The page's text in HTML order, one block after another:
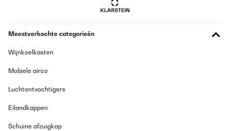
01/08/2024
Es war zwar eine Stange verbogen aber wir haben es dann
Meestverkochte categorieën
Wijnkoelkasten
Mobiele airco
Luchtontvochtigers
Eilandkappen
Schuine afzuigkap